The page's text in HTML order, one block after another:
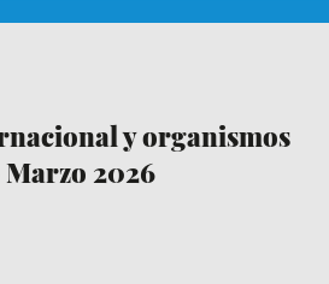
y organismos
2026